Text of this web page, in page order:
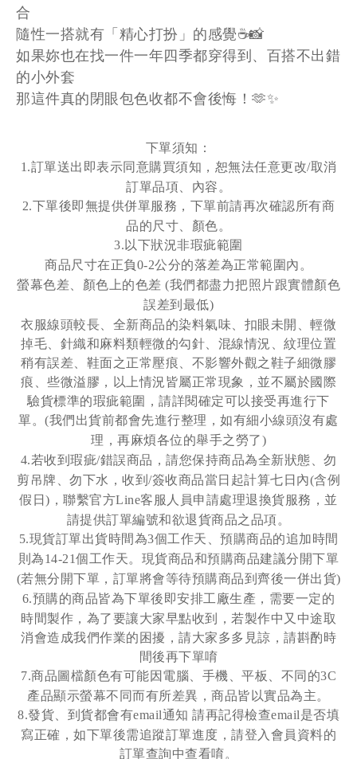
合
隨性一搭就有「精心打扮」的感覺☕📸
如果妳也在找一件一年四季都穿得到、百搭不出錯
的小外套
那這件真的閉眼包色收都不會後悔！🫶✨
下單須知：
1.訂單送出即表示同意購買須知，恕無法任意更改/取消
訂單品項、內容。
2.下單後即無提供併單服務，下單前請再次確認所有商
品的尺寸、顏色。
3.以下狀況非瑕疵範圍
商品尺寸在正負0-2公分的落差為正常範圍內。
螢幕色差
顏色上的色差 (我們都盡力把照片跟實體顏色
誤差到最低)
衣服線頭較長、全新商品的染料氣味、扣眼未開、輕微
掉毛、針織和麻料類輕微的勾針、混線情況、紋理位置
稍有誤差、鞋面之正常壓痕、不影響外觀之鞋子細微膠
痕、些微溢膠，以上情況皆屬正常現象，並不屬於國際
驗貨標準的瑕疵範圍，請詳閱確定可以接受再進行下
單。(我們出貨前都會先進行整理，如有細小線頭沒有處
理，再麻煩各位的舉手之勞了)
4.若收到瑕疵/錯誤商品，請您保持商品為全新狀態、勿
剪吊牌、勿下水，收到/簽收商品當日起計算七日內(含例
假日) ，聯繫官方Line客服人員申請處理退換貨服務，並
請提供訂單編號和欲退貨商品之品項。
5.現貨訂單出貨時間為3個工作天、預購商品的追加時間
則為14-21個工作天。現貨商品和預購商品建議分開下單
(若無分開下單，訂單將會等待預購商品到齊後一併出貨)
6.預購的商品皆為下單後即安排工廠生產，需要一定的
時間製作，為了要讓大家早點收到，若製作中又中途取
消會造成我們作業的困擾，請大家多多見諒，請斟酌時
間後再下單唷
7.商品圖檔顏色有可能因電腦、手機、平板、不同的3C
產品顯示螢幕不同而有所差異，商品皆以實品為主。
8.發貨、到貨都會有email通知 請再記得檢查email是否填
寫正確，如下單後需追蹤訂單進度，請登入會員資料的
訂單查詢中查看唷。